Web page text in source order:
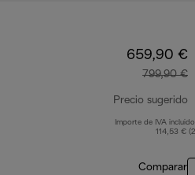
659,90 €
799,90 €
Precio sugerido
Importe de IVA
114,53 €
Comparar